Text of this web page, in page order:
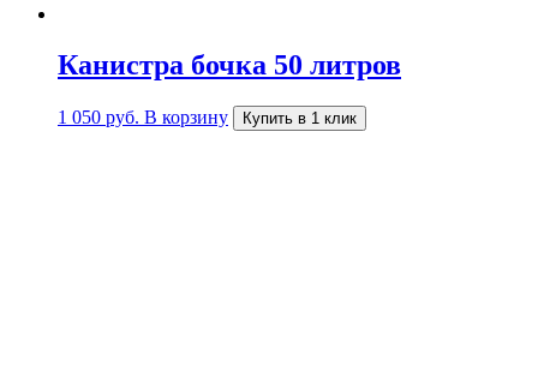
Канистра бочка 50 литров
1 050 руб. В корзину Купить в 1 клик